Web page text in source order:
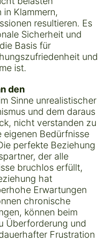
in Klammern,
resultieren. Es
Sicherheit und
Basis für
und
ist.
den
Sinne unrealistischer
und dem daraus
nicht verstanden zu
Bedürfnisse
perfekte Beziehung
der alle
bruchlos erfüllt,
hat
Erwartungen
chronische
können beim
Überforderung und
Frustration